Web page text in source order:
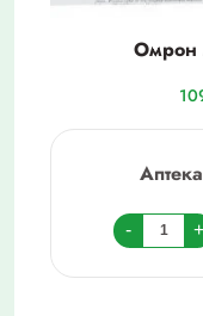
Омрон
Аптека
-
товара
Омрон
+